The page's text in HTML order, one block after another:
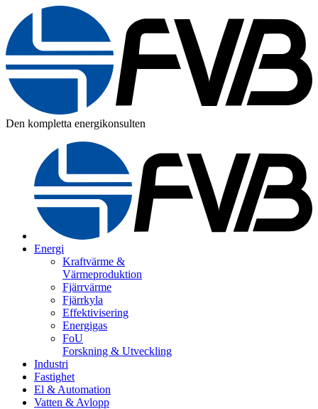
Den kompletta energikonsulten
Energi
Kraftvärme &
Värmeproduktion
Fjärrvärme
Fjärrkyla
Effektivisering
Energigas
FoU
Forskning & Utveckling
Industri
Fastighet
El & Automation
Vatten & Avlopp